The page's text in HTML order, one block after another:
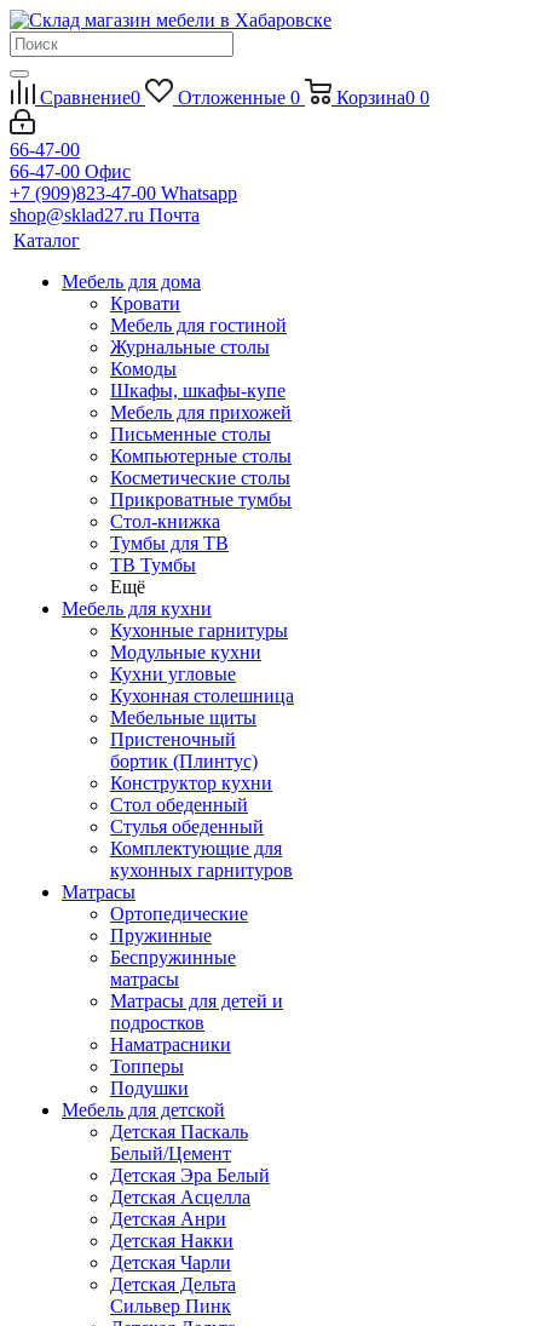
Сравнение0 Отложенные 0 Корзина0 0
66-47-00
66-47-00 Офис
+7 (909)823-47-00 Whatsapp
shop@sklad27.ru Почта
Каталог
Мебель для дома
Кровати
Мебель для гостиной
Журнальные столы
Комоды
Шкафы, шкафы-купе
Мебель для прихожей
Письменные столы
Компьютерные столы
Косметические столы
Прикроватные тумбы
Стол-книжка
Тумбы для ТВ
ТВ Тумбы
Ещё
Мебель для кухни
Кухонные гарнитуры
Модульные кухни
Кухни угловые
Кухонная столешница
Мебельные щиты
Пристеночный
бортик (Плинтус)
Конструктор кухни
Стол обеденный
Стулья обеденный
Комплектующие для
кухонных гарнитуров
Матраcы
Ортопедические
Пружинные
Беспружинные
матрасы
Матрасы для детей и
подростков
Наматрасники
Топперы
Подушки
Мебель для детской
Детская Паскаль
Белый/Цемент
Детская Эра Белый
Детская Асцелла
Детская Анри
Детская Накки
Детская Чарли
Детская Дельта
Сильвер Пинк